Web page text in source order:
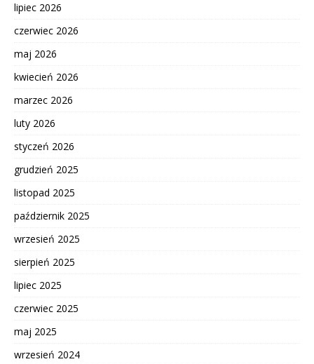
lipiec 2026
czerwiec 2026
maj 2026
kwiecień 2026
marzec 2026
luty 2026
styczeń 2026
grudzień 2025
listopad 2025
październik 2025
wrzesień 2025
sierpień 2025
lipiec 2025
czerwiec 2025
maj 2025
wrzesień 2024